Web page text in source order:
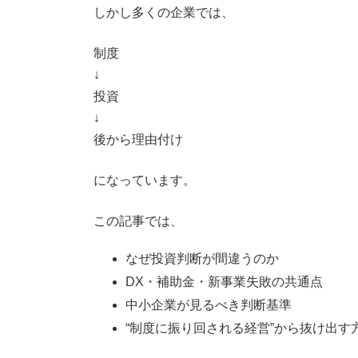
しかし多くの企業では、
制度
↓
投資
↓
後から理由付け
になっています。
この記事では、
なぜ投資判断が間違うのか
DX・補助金・新事業失敗の共通点
中小企業が見るべき判断基準
“制度に振り回される経営”から抜け出す